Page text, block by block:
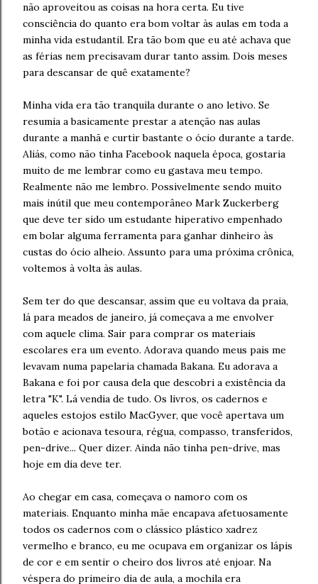
não aproveitou as coisas na hora certa. Eu tive
consciência do quanto era bom voltar às aulas em toda a
minha vida estudantil. Era tão bom que eu até achava que
as férias nem precisavam durar tanto assim. Dois meses
para descansar de quê exatamente?
Minha vida era tão tranquila durante o ano letivo. Se
resumia a basicamente prestar a atenção nas aulas
durante a manhã e curtir bastante o ócio durante a tarde.
Aliás, como não tinha Facebook naquela época, gostaria
muito de me lembrar como eu gastava meu tempo.
Realmente não me lembro. Possivelmente sendo muito
mais inútil que meu contemporâneo Mark Zuckerberg
que deve ter sido um estudante hiperativo empenhado
em bolar alguma ferramenta para ganhar dinheiro às
custas do ócio alheio. Assunto para uma próxima crônica,
voltemos à volta às aulas.
Sem ter do que descansar, assim que eu voltava da praia,
lá para meados de janeiro, já começava a me envolver
com aquele clima. Sair para comprar os materiais
escolares era um evento. Adorava quando meus pais me
levavam numa papelaria chamada Bakana. Eu adorava a
Bakana e foi por causa dela que descobri a existência da
letra "K". Lá vendia de tudo. Os livros, os cadernos e
aqueles estojos estilo MacGyver, que você apertava um
botão e acionava tesoura, régua, compasso, transferidos,
pen-drive... Quer dizer. Ainda não tinha pen-drive, mas
hoje em dia deve ter.
Ao chegar em casa, começava o namoro com os
materiais. Enquanto minha mãe encapava afetuosamente
todos os cadernos com o clássico plástico xadrez
vermelho e branco, eu me ocupava em organizar os lápis
de cor e em sentir o cheiro dos livros até enjoar. Na
véspera do primeiro dia de aula, a mochila era